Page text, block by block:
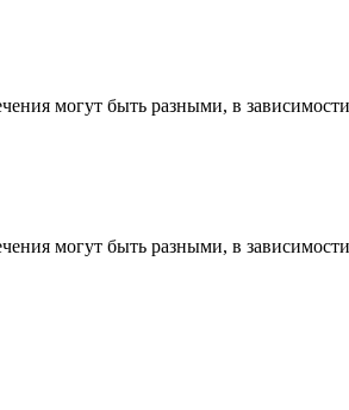
могут быть разными, в
могут быть разными, в